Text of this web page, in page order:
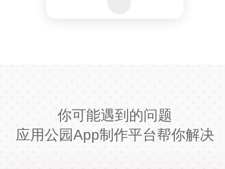
你可能遇到的问题
应用公园App制作平台帮你解决